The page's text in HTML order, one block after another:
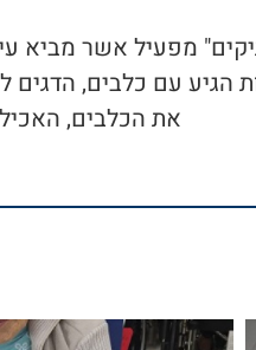
מפעיל אשר מביא
החיות הגיע עם כלבים,
את הכלבים,